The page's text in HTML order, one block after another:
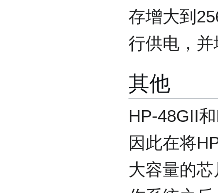
存增大到
行供电，
其他
HP-48GII
因此在将
大容量的